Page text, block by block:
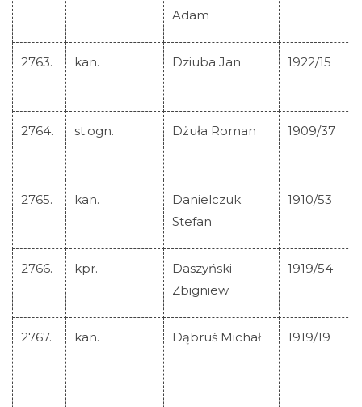
Adam
2763. kan. Dziuba Jan 1922/15
2764. st.ogn. Dżuła Roman 1909/37
2765. kan.
Danielczuk
Stefan
1910/53
2766. kpr.
Daszyński
Zbigniew
1919/54
2767. kan. Dąbruś Michał 1919/19